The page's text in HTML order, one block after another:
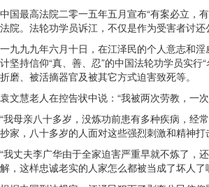
中国最高法院二零一五年五月宣布“有案必立，
法院。法轮功学员诉江，不仅是作为受害者讨
一九九九年六月十日，在江泽民的个人意志和
计坚持信仰“真、善、忍”的中国法轮功学员实
折磨、被活摘器官及被其它方式迫害致死等。
袁文慧老人在控告状中说：“我被两次劳教，一
“我母亲八十多岁，没炼功前患有多种疾病，经
抄家，八十多岁的人面对这些强烈刺激和精神
“我丈夫李广华由于全家迫害严重早就不炼了，
解，这样忠诚老实的人家怎么都被当成了坏人了